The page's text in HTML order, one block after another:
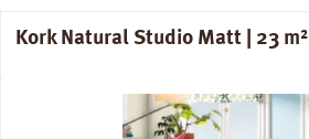
Kork Natural Studio Matt | 23 m²
Bildergalerie überspringen